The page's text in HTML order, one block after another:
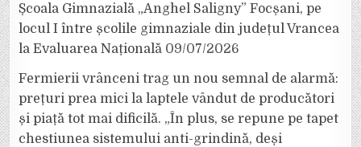
Școala Gimnazială „Anghel Saligny” Focșani, pe
locul I între școlile gimnaziale din județul Vrancea
la Evaluarea Națională 09/07/2026
Fermierii vrânceni trag un nou semnal de alarmă:
prețuri prea mici la laptele vândut de producători
și piață tot mai dificilă. „În plus, se repune pe tapet
chestiunea sistemului anti-grindină, deși